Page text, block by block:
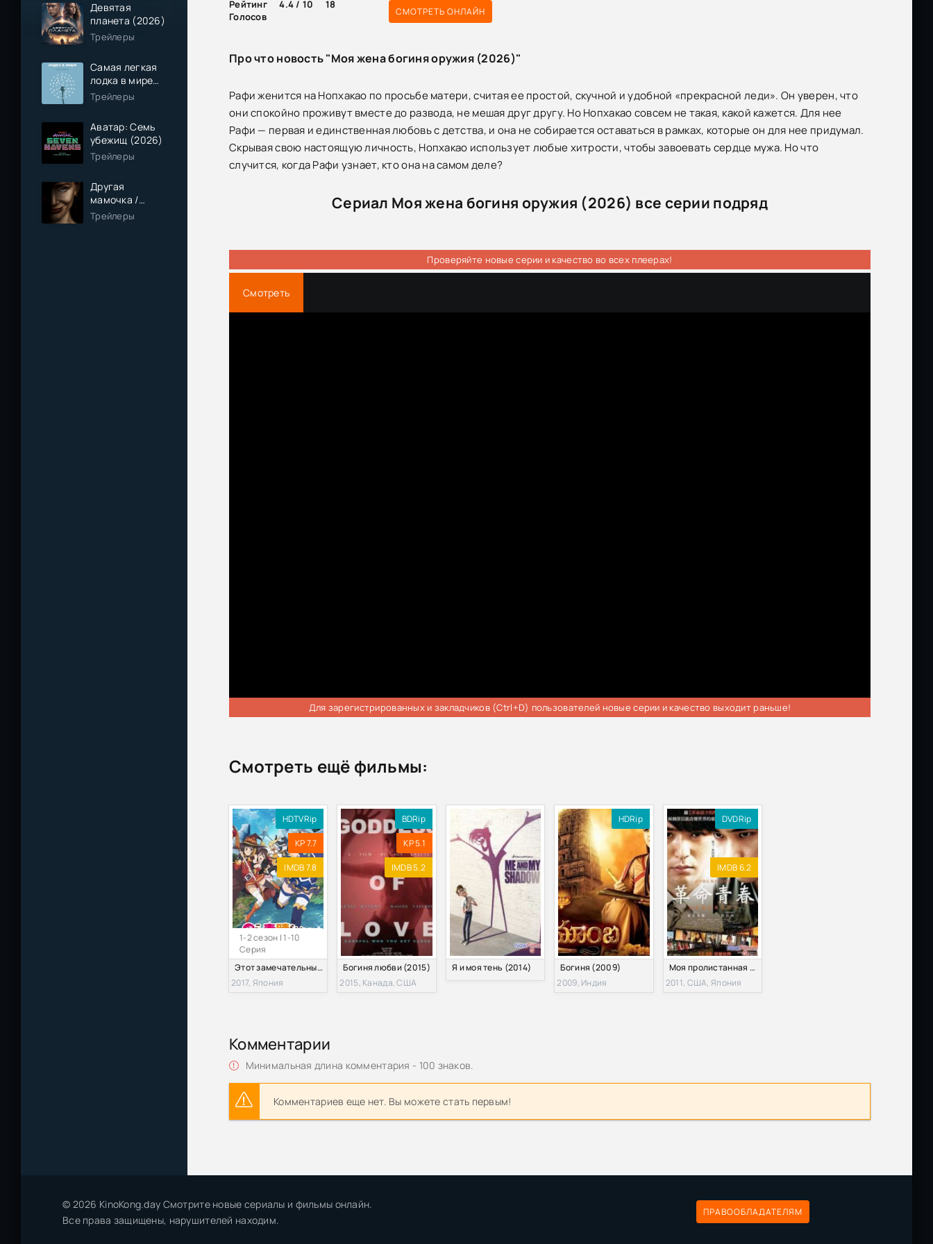
Девятая
планета (2026)
Трейлеры
Самая легкая
лодка в мире
(2026)
Трейлеры
Аватар: Семь
убежищ (2026)
Трейлеры
Другая
мамочка /
Чужая мама
(2026)
Трейлеры
Рейтинг 4.4 / 10
18
Голосов
СМОТРЕТЬ ОНЛАЙН
Про что новость "Моя жена богиня оружия (2026)"
Рафи женится на Нопхакао по просьбе матери, считая ее простой, скучной и удобной «прекрасной леди». Он уверен, что
они спокойно проживут вместе до развода, не мешая друг другу. Но Нопхакао совсем не такая, какой кажется. Для нее
Рафи — первая и единственная любовь с детства, и она не собирается оставаться в рамках, которые он для нее придумал.
Скрывая свою настоящую личность, Нопхакао использует любые хитрости, чтобы завоевать сердце мужа. Но что
случится, когда Рафи узнает, кто она на самом деле?
Сериал Моя жена богиня оружия (2026) все серии подряд
Проверяйте новые серии и качество во всех плеерах!
Смотреть
Для зарегистрированных и закладчиков (Ctrl+D) пользователей новые серии и качество выходит раньше!
Смотреть ещё фильмы:
1-2 сезон | 1-10
Серия
HDTVRip
KP 7.7
IMDB 7.8
Этот замечательный мир! / Богиня, благословляет этот замечательный мир! (2017) 1-2 сезон
2017, Япония
BDRip
KP 5.1
IMDB 5.2
Богиня любви (2015)
2015, Канада, США
Я и моя тень (2014)
HDRip
Богиня (2009)
2009, Индия
DVDRip
IMDB 6.2
Моя пролистанная книга / Моя последняя страница (2011)
2011, США, Япония
Комментарии
Минимальная длина комментария - 100 знаков.
Комментариев еще нет. Вы можете стать первым!
© 2026 KinoKong.day Смотрите новые сериалы и фильмы онлайн.
Все права защищены, нарушителей находим.
ПРАВООБЛАДАТЕЛЯМ